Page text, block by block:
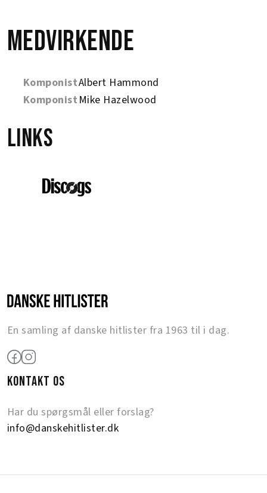
Medvirkende
KomponistAlbert Hammond
Komponist Mike Hazelwood
Links
En samling af danske hitlister fra 1963 til i dag.
KONTAKT OS
Har du spørgsmål eller forslag?
info@danskehitlister.dk